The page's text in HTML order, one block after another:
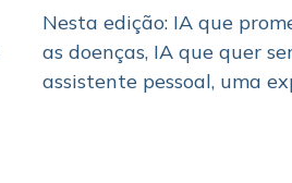
Nesta edição: IA que
as doenças, IA que quer
assistente pessoal, uma